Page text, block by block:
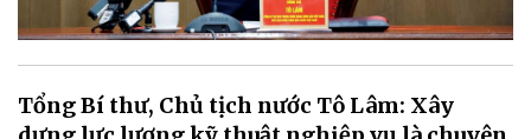
Tổng Bí thư, Chủ tịch nước Tô Lâm: Xây